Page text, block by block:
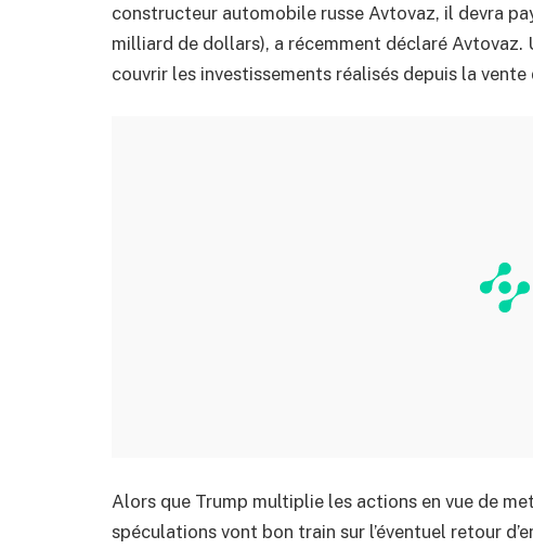
constructeur automobile russe Avtovaz, il devra
milliard de dollars), a récemment déclaré Avtovaz.
couvrir les investissements réalisés depuis la vente
Alors que Trump multiplie les actions en vue de
spéculations vont bon train sur l’éventuel retour